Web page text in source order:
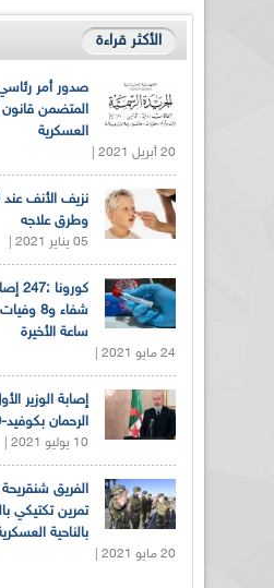
الأكثر قراءة
صدور أمر
المتضمن
العسكرية
20 أبريل 2021 |
نزيف الأنف عند
وطرق علاجه
05 يناير 2021 |
ساعة الأخيرة
24 مايو 2021 |
إصابة الوزير
الرحمان بكوفيد-19
10 يوليو 2021 |
الفريق
تمرين تكتيكي
بالناحية
20 مايو 2021 |